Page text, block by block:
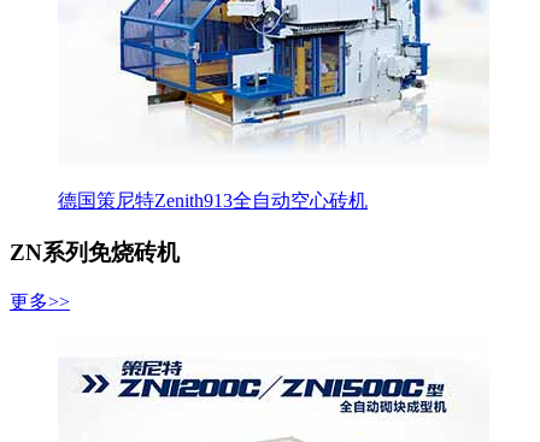
德国策尼特Zenith913全自动空心砖机
ZN系列免烧砖机
更多>>